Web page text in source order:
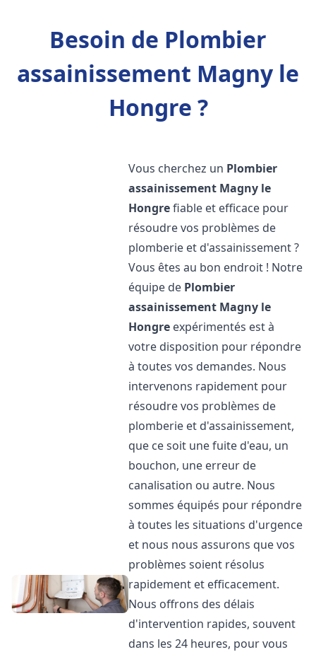
Besoin de Plombier
assainissement Magny le
Hongre ?
Vous cherchez un Plombier
assainissement Magny le
Hongrefiable et efficace pour
résoudre vos problèmes de
plomberie et d'assainissement ?
Vous êtes au bon endroit ! Notre
équipe de Plombier
assainissement Magny le
Hongre expérimentés est à
votre disposition pour répondre
à toutes vos demandes. Nous
intervenons rapidement pour
résoudre vos problèmes de
plomberie et d'assainissement,
que ce soit une fuite d'eau, un
bouchon, une erreur de
canalisation ou autre. Nous
sommes équipés pour répondre
à toutes les situations d'urgence
et nous nous assurons que vos
problèmes soient résolus
rapidement et efficacement.
Nous offrons des délais
d'intervention rapides, souvent
dans les 24 heures, pour vous